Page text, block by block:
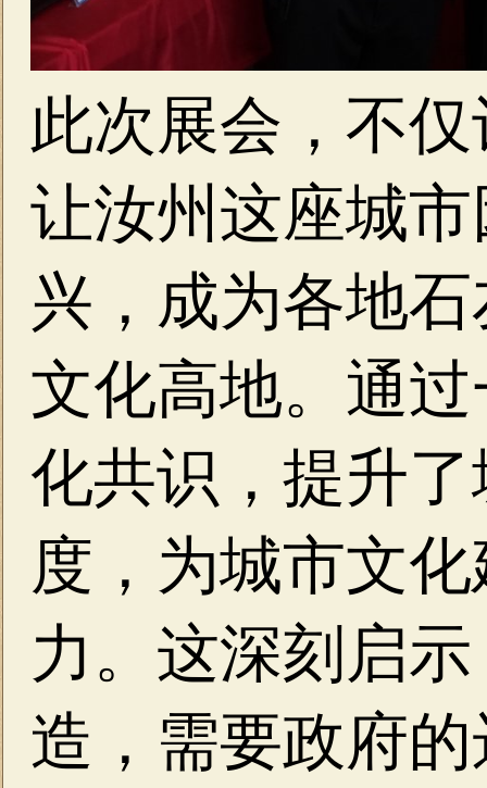
此次展会，不
让汝州这座城
兴，成为各地
文化高地。通
化共识，提升
度，为城市文
力。这深刻启
造，需要政府